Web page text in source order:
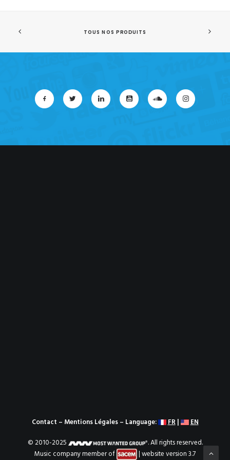
TOUS NOS PRODUITS
Contact – Mentions Légales– Language: FR|
EN
© 2010-2025
. All rights reserved.
Music company member of
| website version 3.7